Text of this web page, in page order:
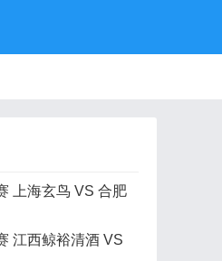
上海玄鸟 VS 合肥
江西鲸裕清酒 VS